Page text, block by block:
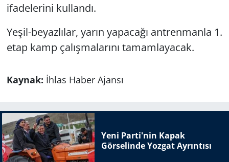
ifadelerini kullandı.
Yeşil-beyazlılar, yarın yapacağı antrenmanla 1.
etap kamp çalışmalarını tamamlayacak.
Kaynak: İhlas Haber Ajansı
Yeni Parti'nin Kapak
Görselinde Yozgat Ayrıntısı